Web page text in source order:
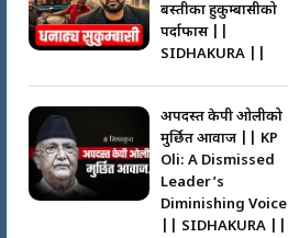
बस्तीका हुकुम्बासीको
पर्दाफास ||
SIDHAKURA ||
अपदस्त केपी ओलीको
मुर्छित आवाज || KP
Oli: A Dismissed
Leader’s
Diminishing Voice
|| SIDHAKURA ||